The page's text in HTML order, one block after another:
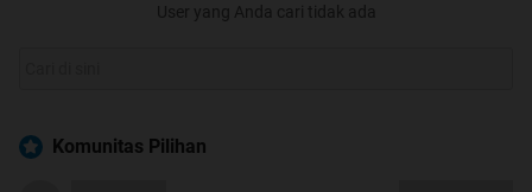
User yang Anda cari tidak ada
Komunitas Pilihan